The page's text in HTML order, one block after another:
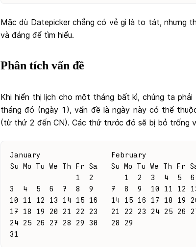
Mặc dù Datepicker chẳng có vẻ gì là to tát, nhưng
và đáng để tìm hiểu.
Phân tích vấn đề
Khi hiển thị lịch cho một tháng bất kì, chúng ta
tháng đó (ngày 1), vấn đề là ngày này có thể
(từ thứ 2 đến CN). Các thứ trước đó sẽ bị bỏ trống
January                February
Su Mo Tu We Th Fr Sa   Su Mo Tu We Th Fr
1  2       1  2  3  4  5
3  4  5  6  7  8  9    7  8  9  10 11 12
10 11 12 13 14 15 16   14 15 16 17 18 19
17 18 19 20 21 22 23   21 22 23 24 25 26
24 25 26 27 28 29 30   28 29
31